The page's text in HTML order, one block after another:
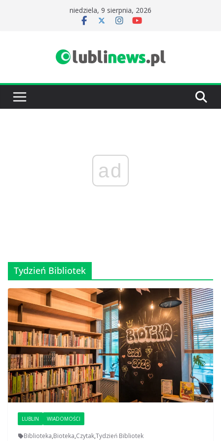
niedziela, 9 sierpnia, 2026
ad
Tydzień Bibliotek
LUBLIN WIADOMOŚCI
Biblioteka,Bioteka,Czytak,Tydzień Bibliotek